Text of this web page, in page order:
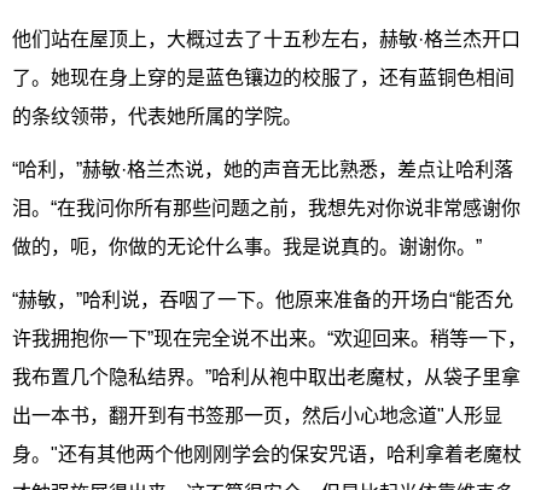
他们站在屋顶上，大概过去了十五秒左右，赫敏·格兰杰开口
了。她现在身上穿的是蓝色镶边的校服了，还有蓝铜色相间
的条纹领带，代表她所属的学院。
“哈利，”赫敏·格兰杰说，她的声音无比熟悉，差点让哈利落
泪。“在我问你所有那些问题之前，我想先对你说非常感谢你
做的，呃，你做的无论什么事。我是说真的。谢谢你。”
“赫敏，”哈利说，吞咽了一下。他原来准备的开场白“能否允
许我拥抱你一下”现在完全说不出来。“欢迎回来。稍等一下，
我布置几个隐私结界。”哈利从袍中取出老魔杖，从袋子里拿
出一本书，翻开到有书签那一页，然后小心地念道"人形显
身。"还有其他两个他刚刚学会的保安咒语，哈利拿着老魔杖